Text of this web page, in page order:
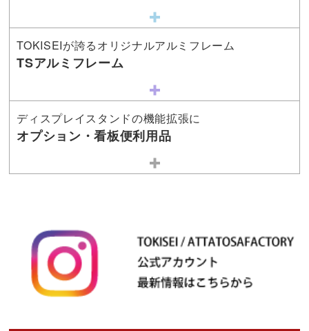
TOKISEIが誇るオリジナルアルミフレーム
TSアルミフレーム
ディスプレイスタンドの機能拡張に
オプション・看板便利用品